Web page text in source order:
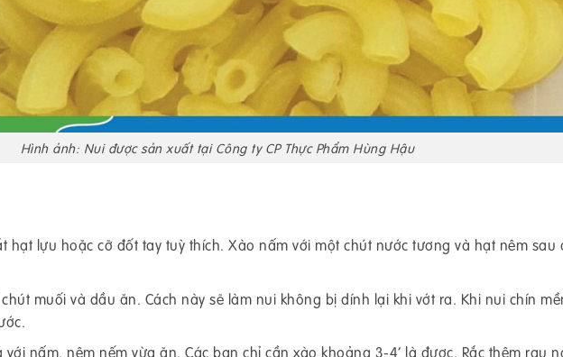
Hình ảnh: Nui được sản xuất tại Công ty CP Thực Phẩm Hùng Hậu
hạt lựu hoặc cỡ đốt tay tuỳ thích. Xào nấm với một chút nước tương và hạt nêm sau
muối và dầu ăn. Cách này sẽ làm nui không bị dính lại khi vớt ra. Khi nui chín
nấm, nêm nếm vừa ăn. Các bạn chỉ cần xào khoảng 3-4’ là được. Rắc thêm rau